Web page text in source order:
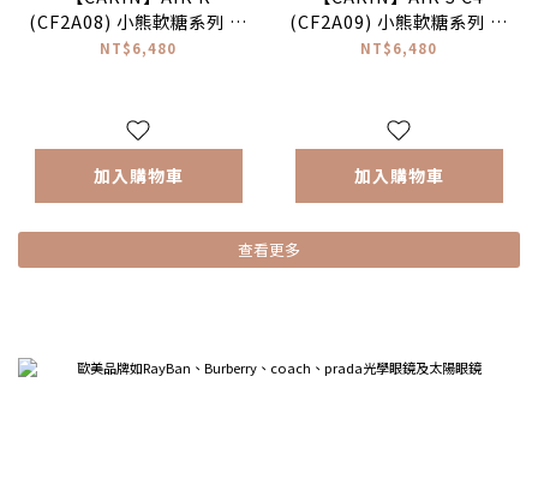
(CF2A08) 小熊軟糖系列 圓
框光學眼鏡 #NewJeans配
NT$6,480
加入購物車
(CF2A09) 小熊軟糖系列 橢
圓框光學眼鏡♥
NT$6,480
加入購物車
查看更多